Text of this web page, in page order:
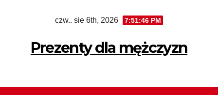
czw.. sie 6th, 2026 7:51:47 PM
Prezenty dla mężczyzn